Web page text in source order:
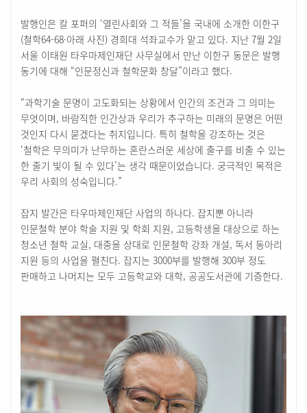
발행인은 칼 포퍼의 ‘열린사회와 그 적들’을 국내에 소개한 이한구
(철학64-68·아래 사진) 경희대 석좌교수가 맡고 있다. 지난 7월 2일
서울 이태원 타우마제인재단 사무실에서 만난 이한구 동문은 발행
동기에 대해 “인문정신과 철학문화 창달”이라고 했다.
“과학기술 문명이 고도화되는 상황에서 인간의 조건과 그 의미는
무엇이며, 바람직한 인간상과 우리가 추구하는 미래의 문명은 어떤
것인지 다시 묻겠다는 취지입니다. 특히 철학을 강조하는 것은
‘철학은 무의미가 난무하는 혼란스러운 세상에 출구를 비출 수 있는
한 줄기 빛이 될 수 있다’는 생각 때문이었습니다. 궁극적인 목적은
우리 사회의 성숙입니다.”
잡지 발간은 타우마제인재단 사업의 하나다. 잡지뿐 아니라
인문철학 분야 학술 지원 및 학회 지원, 고등학생을 대상으로 하는
청소년 철학 교실, 대중을 상대로 인문철학 강좌 개설, 독서 동아리
지원 등의 사업을 펼친다. 잡지는 3000부를 발행해 300부 정도
판매하고 나머지는 모두 고등학교와 대학, 공공도서관에 기증한다.